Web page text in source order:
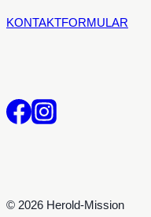
KONTAKTFORMULAR
© 2026 Herold-Mission